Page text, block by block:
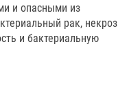
и опасными из
рак, некроз
и бактериальную